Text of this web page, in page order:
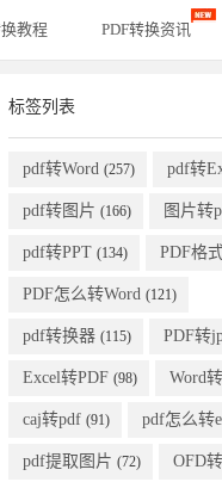
教程 PDF转换资讯
标签列表
pdf转Word (257) pdf转
pdf转图片 (166) 图片转
pdf转PPT (134) PDF格
PDF怎么转Word (121)
pdf转换器 (115) PDF转
Excel转PDF (98) Word
caj转pdf (91) pdf怎么转
pdf提取图片 (72) OFD